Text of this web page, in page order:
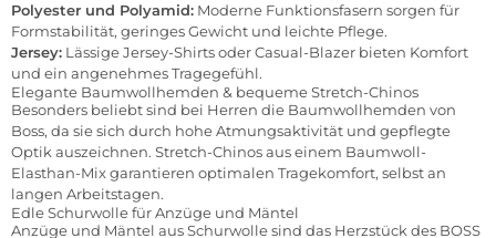
Polyester und Polyamid: Moderne Funktionsfasern sorgen für
Formstabilität, geringes Gewicht und leichte Pflege.
Jersey: Lässige Jersey-Shirts oder Casual-Blazer bieten Komfort
und ein angenehmes Tragegefühl.
Elegante Baumwollhemden & bequeme Stretch-Chinos
Besonders beliebt sind bei Herren die Baumwollhemden von
Boss, da sie sich durch hohe Atmungsaktivität und gepflegte
Optik auszeichnen. Stretch-Chinos aus einem Baumwoll-
Elasthan-Mix garantieren optimalen Tragekomfort, selbst an
langen Arbeitstagen.
Edle Schurwolle für Anzüge und Mäntel
Anzüge und Mäntel aus Schurwolle sind das Herzstück des BOSS